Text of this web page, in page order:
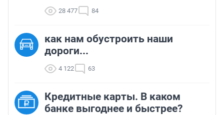
28 477 84
как нам обустроить наши
дороги...
4 122 63
Кредитные карты. В каком
банке выгоднее и быстрее?